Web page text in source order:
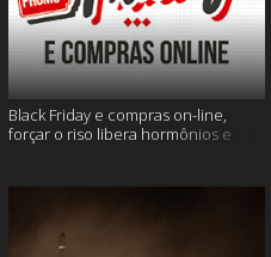
Black Friday e compras on-line,
forçar o riso libera hormônios e